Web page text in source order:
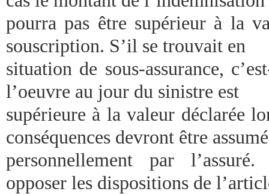
pourra pas être supérieur à la
souscription. S’il se trouvait en
situation de sous-assurance,
l’oeuvre au jour du sinistre est
supérieure à la valeur déclarée
conséquences devront être
personnellement par
opposer les dispositions de